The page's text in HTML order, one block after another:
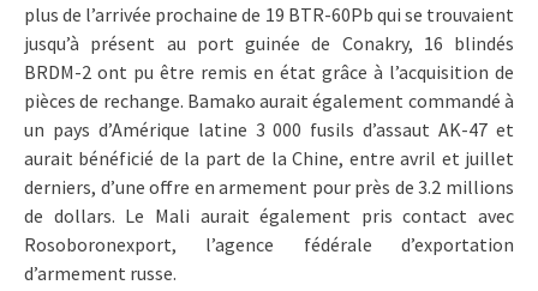
plus de l’arrivée prochaine de 19 BTR-60Pb qui se trouvaient
jusqu’à présent au port guinée de Conakry, 16 blindés
BRDM-2 ont pu être remis en état grâce à l’acquisition de
pièces de rechange. Bamako aurait également commandé à
un pays d’Amérique latine 3 000 fusils d’assaut AK-47 et
aurait bénéficié de la part de la Chine, entre avril et juillet
derniers, d’une offre en armement pour près de 3.2 millions
de dollars. Le Mali aurait également pris contact avec
Rosoboronexport, l’agence fédérale d’exportation
d’armement russe.